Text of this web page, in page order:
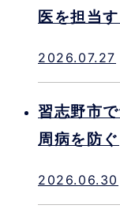
医を担当
2026.07.27
習志野市
周病を防ぐ
2026.06.30